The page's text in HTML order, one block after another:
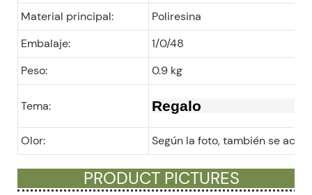
Material principal:
Poliresina
Embalaje:
1/0/48
Peso:
0.9 kg
Tema: Regalo
Olor: Según la foto, también se
PRODUCT PICTURES